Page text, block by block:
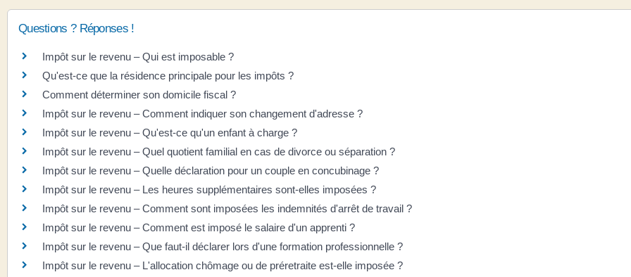
Questions ? Réponses !
Impôt sur le revenu – Qui est imposable ?
Qu'est-ce que la résidence principale pour les impôts ?
Comment déterminer son domicile fiscal ?
Impôt sur le revenu – Comment indiquer son changement d'adresse ?
Impôt sur le revenu – Qu'est-ce qu'un enfant à charge ?
Impôt sur le revenu – Quel quotient familial en cas de divorce ou séparation ?
Impôt sur le revenu – Quelle déclaration pour un couple en concubinage ?
Impôt sur le revenu – Les heures supplémentaires sont-elles imposées ?
Impôt sur le revenu – Comment sont imposées les indemnités d'arrêt de travail ?
Impôt sur le revenu – Comment est imposé le salaire d'un apprenti ?
Impôt sur le revenu – Que faut-il déclarer lors d'une formation professionnelle ?
Impôt sur le revenu – L'allocation chômage ou de préretraite est-elle imposée ?